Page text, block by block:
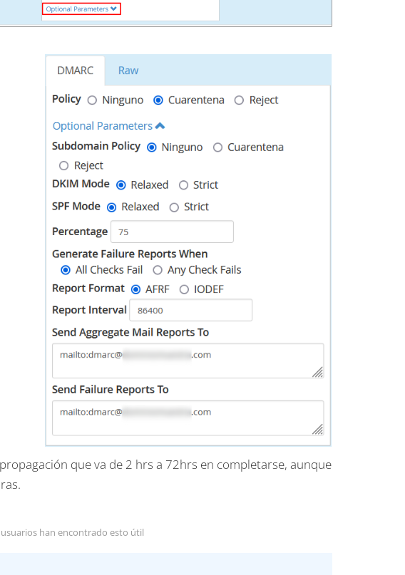
que va de 2 hrs a 72hrs en completarse, aunque
han encontrado esto útil